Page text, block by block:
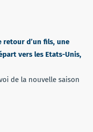
retour d’un fils, une
vers les Etats-Unis,
de la nouvelle saison